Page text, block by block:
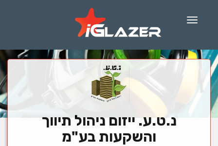
Menu
נ.ט.ע. ייזום ניהול תיווך
והשקעות בע"מ